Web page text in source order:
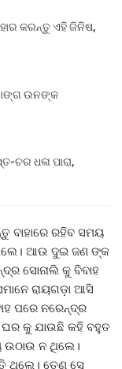
କରନ୍ତୁ ଏହି ଜିନିଷ,
ଉନଙ୍କ
ଚର ଧଳା ପାରା,
ବାହାରେ ରହିବ ସମୟ
ଆଉ ଦୁଇ ଜଣ ଙ୍କ
ସୋନାଲି କୁ ବିବାହ
ରାୟଗଡ଼ା ଆସି
ପରେ ନରେନ୍ଦ୍ର
କୁ ଯାଉଛି କହି ବହୁତ
ନ ଥିଲେ।
ଥିଲେ। ତେଣୁ ସେ